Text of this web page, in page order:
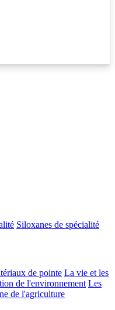
Siloxanes de spécialité
de pointe La vie et les
de l'environnement Les
de l'agriculture